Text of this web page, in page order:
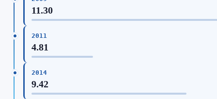
11.30
2011
4.81
2014
9.42